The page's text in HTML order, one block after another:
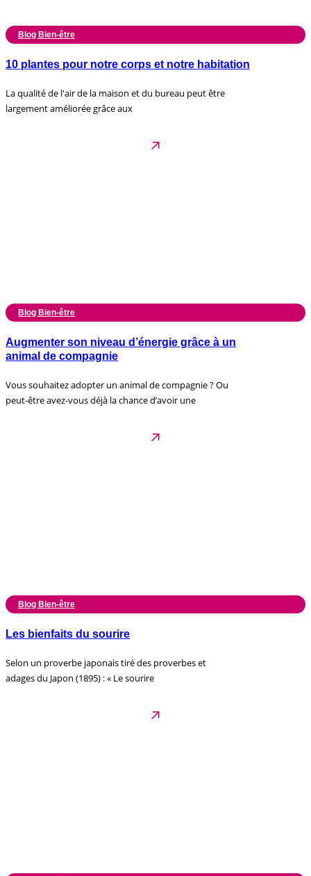
Blog Bien-être
10 plantes pour notre corps et notre habitation
La qualité de l'air de la maison et du bureau peut être
largement améliorée grâce aux
Blog Bien-être
Augmenter son niveau d’énergie grâce à un
animal de compagnie
Vous souhaitez adopter un animal de compagnie ? Ou
peut-être avez-vous déjà la chance d’avoir une
Blog Bien-être
Les bienfaits du sourire
Selon un proverbe japonais tiré des proverbes et
adages du Japon (1895) : « Le sourire